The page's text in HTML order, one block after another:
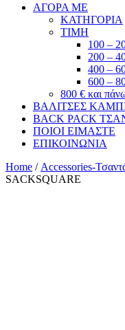
ΑΓΟΡΑ ΜΕ
ΚΑΤΗΓΟΡΙΑ
ΤΙΜΗ
100 –
200 –
400 –
600 –
800 € και
ΒΑΛΙΤΣΕΣ
BACK PACK
ΠΟΙΟΙ ΕΙΜΑΣΤΕ
ΕΠΙΚΟΙΝΩΝΙΑ
Home / Accessories-
SACKSQUARE